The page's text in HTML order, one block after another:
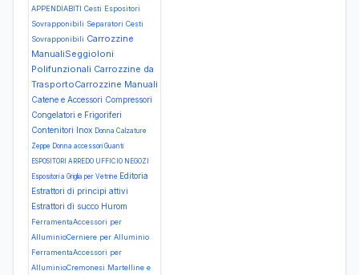
APPENDIABITI Cesti Espositori
Sovrapponibili Separatori Cesti
Sovrapponibili Carrozzine
ManualiSeggioloni
Polifunzionali Carrozzine da
TrasportoCarrozzine Manuali
Catene e Accessori Compressori
Congelatori e Frigoriferi
Contenitori Inox Donna Calzature
Zeppe Donna accessori Guanti
ESPOSITORI ARREDO UFFICIO NEGOZI
Espositori a Griglia per Vetrine Editoria
Estrattori di principi attivi
Estrattori di succo Hurom
FerramentaAccessori per
AlluminioCerniere per Alluminio
FerramentaAccessori per
AlluminioCremonesi Martelline e